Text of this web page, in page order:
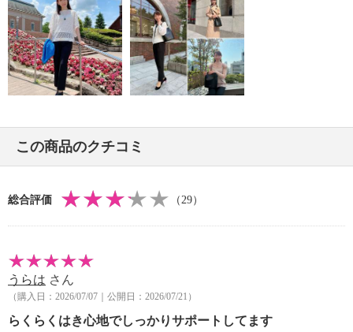
この商品のクチコミ
総合評価 （29）
うらは さん
（購入日：2026/07/07｜公開日：2026/07/21）
らくらくはき心地でしっかりサポートしてます